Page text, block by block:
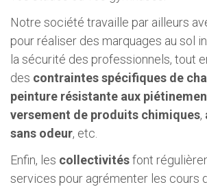
Notre société travaille par ailleurs
pour réaliser des marquages au sol
la sécurité des professionnels, tout
des contraintes spécifiques de
peinture résistante aux
versement de produits chimiques,
sans odeur, etc.
Enfin, les collectivitésfont
services pour agrémenter les cours